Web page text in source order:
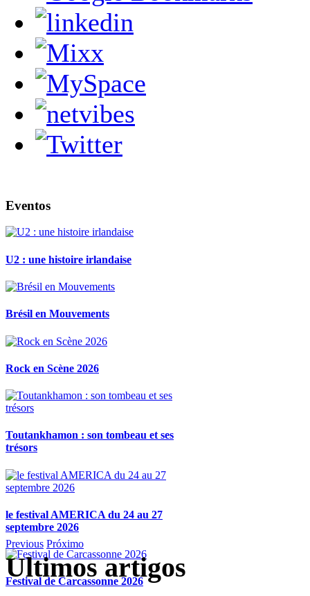
Eventos
U2 : une histoire irlandaise
Brésil en Mouvements
Rock en Scène 2026
Toutankhamon : son tombeau et ses
trésors
le festival AMERICA du 24 au 27
septembre 2026
Festival de Carcassonne 2026
Previous Próximo
Ultimos artigos